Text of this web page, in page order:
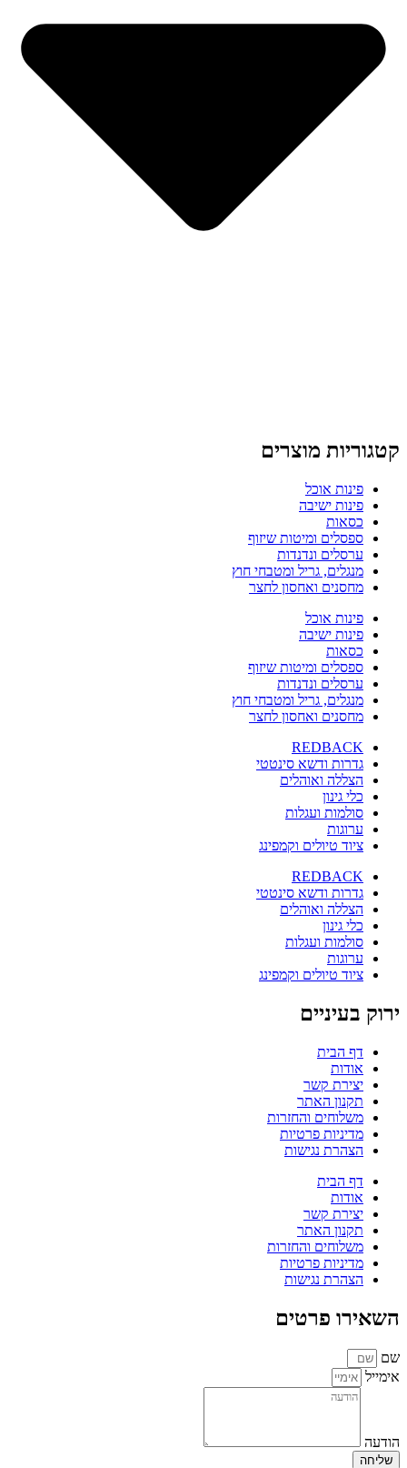
קטגוריות מוצרים
פינות אוכל
פינות ישיבה
כסאות
ספסלים ומיטות שיזוף
ערסלים ונדנדות
מנגלים, גריל ומטבחי חוץ
מחסנים ואחסון לחצר
פינות אוכל
פינות ישיבה
כסאות
ספסלים ומיטות שיזוף
ערסלים ונדנדות
מנגלים, גריל ומטבחי חוץ
מחסנים ואחסון לחצר
REDBACK
גדרות ודשא סינטטי
הצללה ואוהלים
כלי גינון
סולמות ועגלות
ערוגות
ציוד טיולים וקמפינג
REDBACK
גדרות ודשא סינטטי
הצללה ואוהלים
כלי גינון
סולמות ועגלות
ערוגות
ציוד טיולים וקמפינג
ירוק בעיניים
דף הבית
אודות
יצירת קשר
תקנון האתר
משלוחים והחזרות
מדיניות פרטיות
הצהרת נגישות
דף הבית
אודות
יצירת קשר
תקנון האתר
משלוחים והחזרות
מדיניות פרטיות
הצהרת נגישות
השאירו פרטים
שם
אימייל
הודעה
שליחה